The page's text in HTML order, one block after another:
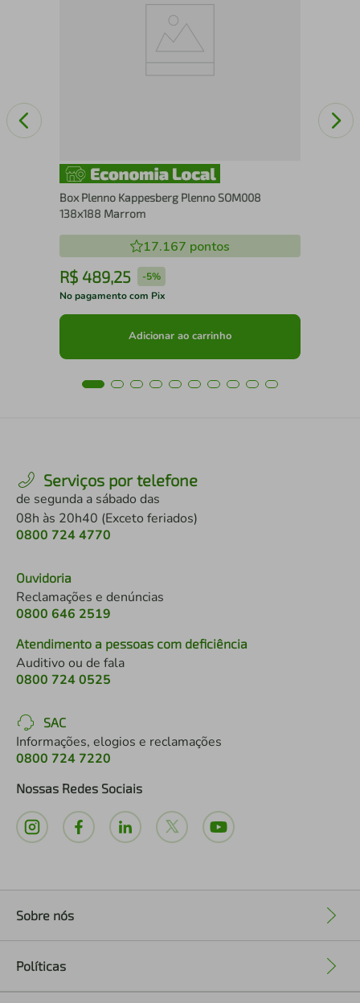
Box Plenno Kappesberg Plenno SOM008
138x188 Marrom
17.167 pontos
R$ 489,25 -5%
No pagamento com Pix
Adicionar ao carrinho
Serviços por telefone
de segunda a sábado das
08h às 20h40 (Exceto feriados)
0800 724 4770
Ouvidoria
Reclamações e denúncias
0800 646 2519
Atendimento a pessoas com deficiência
Auditivo ou de fala
0800 724 0525
SAC
Informações, elogios e reclamações
0800 724 7220
Nossas Redes Sociais
Sobre nós
Políticas